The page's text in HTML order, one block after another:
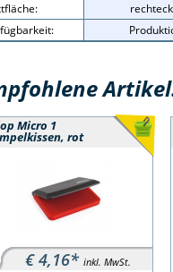
Micro 1
rot
€ 4,16* inkl. MwSt.